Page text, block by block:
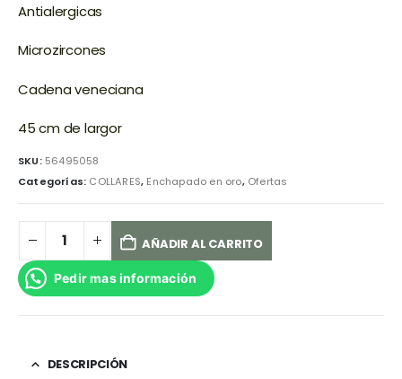
Antialergicas
Microzircones
Cadena veneciana
45 cm de largor
SKU: 56495058
Categorías: COLLARES, Enchapado en oro, Ofertas
AÑADIR AL CARRITO
Pedir mas información
DESCRIPCIÓN